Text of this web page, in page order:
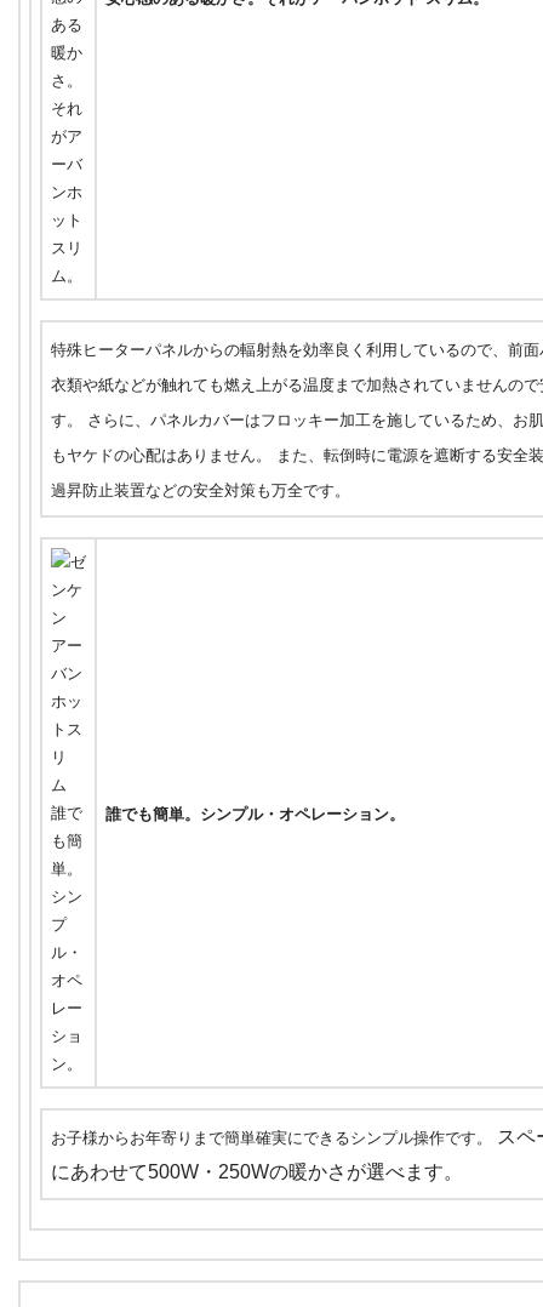
特殊ヒーターパネルからの輻射熱を効率良く利用しているので、前
衣類や紙などが触れても燃え上がる温度まで加熱されていませんので
す。 さらに、パネルカバーはフロッキー加工を施しているため、お
もヤケドの心配はありません。 また、転倒時に電源を遮断する安全
過昇防止装置などの安全対策も万全です。
誰でも簡単。シンプル・オペレーション。
お子様からお年寄りまで簡単確実にできるシンプル操作です。
スペ
にあわせて500W・250Wの暖かさが選べます。